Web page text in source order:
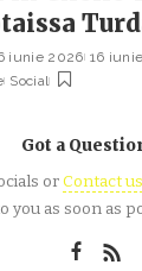
iunie 2026 16
Social
Got a
orContact us
you as soon as